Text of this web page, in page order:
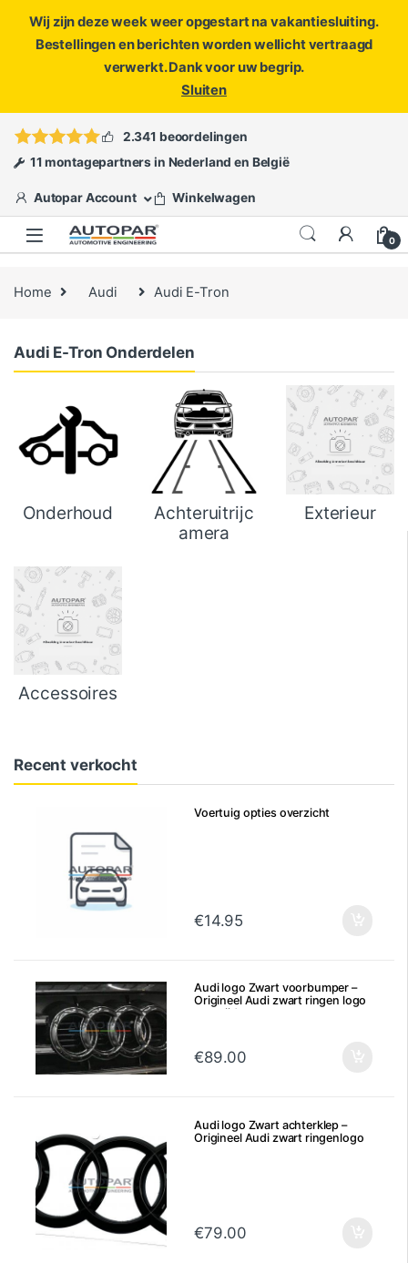
Wij zijn deze week weer opgestart na vakantiesluiting.
Bestellingen en berichten worden wellicht vertraagd
verwerkt. Dank voor uw begrip.
Sluiten
ofopen een ticket
2.341 beoordelingen
11 montagepartners in Nederland en België
Autopar Account Winkelwagen
0
Home Audi Audi E-Tron
Audi E-Tron Onderdelen
Onderhoud
Achteruitrijc
amera
Exterieur
Accessoires
Recent verkocht
Voertuig opties overzicht
€14.95
Audi logo Zwart voorbumper –
Origineel Audi zwart ringen logo
voorzijde
€89.00
Audi logo Zwart achterklep –
Origineel Audi zwart ringenlogo
€79.00